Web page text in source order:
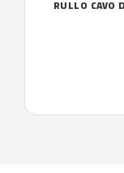
RULLO CAVO